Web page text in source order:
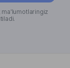
ma'lumotlaringiz